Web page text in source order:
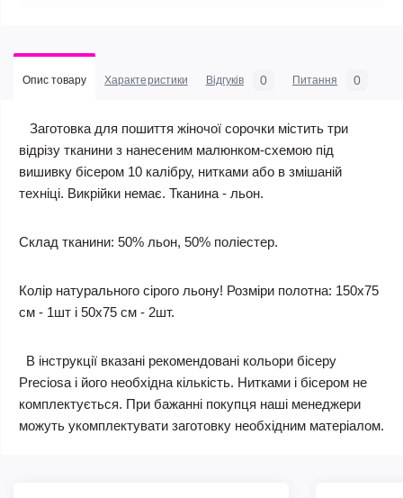
Опис товару Характеристики Відгуків 0 Питання 0
Заготовка для пошиття жіночої сорочки містить три
відрізу тканини з нанесеним малюнком-схемою під
вишивку бісером 10 калібру, нитками або в змішаній
техніці. Викрійки немає. Тканина - льон.
Склад тканини: 50% льон, 50% поліестер.
Колір натурального сірого льону! Розміри полотна: 150х75
см - 1шт і 50х75 см - 2шт.
В інструкції вказані рекомендовані кольори бісеру
Preciosa і його необхідна кількість. Нитками і бісером не
комплектується. При бажанні покупця наші менеджери
можуть укомплектувати заготовку необхідним матеріалом.